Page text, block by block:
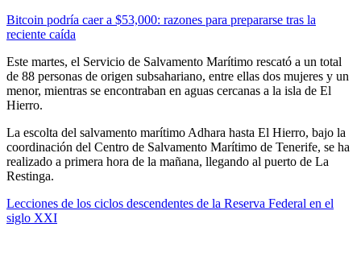
Bitcoin podría caer a $53,000: razones para prepararse tras la
reciente caída
Este martes, el Servicio de Salvamento Marítimo rescató a un total
de 88 personas de origen subsahariano, entre ellas dos mujeres y un
menor, mientras se encontraban en aguas cercanas a la isla de El
Hierro.
La escolta del salvamento marítimo Adhara hasta El Hierro, bajo la
coordinación del Centro de Salvamento Marítimo de Tenerife, se ha
realizado a primera hora de la mañana, llegando al puerto de La
Restinga.
Lecciones de los ciclos descendentes de la Reserva Federal en el
siglo XXI